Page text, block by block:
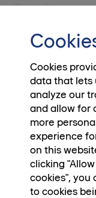
Sociala medier
cookie
Kamerapolicy
Användarvillkor
Cookies
data that lets
analyze our
and allow for
more
experience
on this
clicking
cookies", you
to cookies